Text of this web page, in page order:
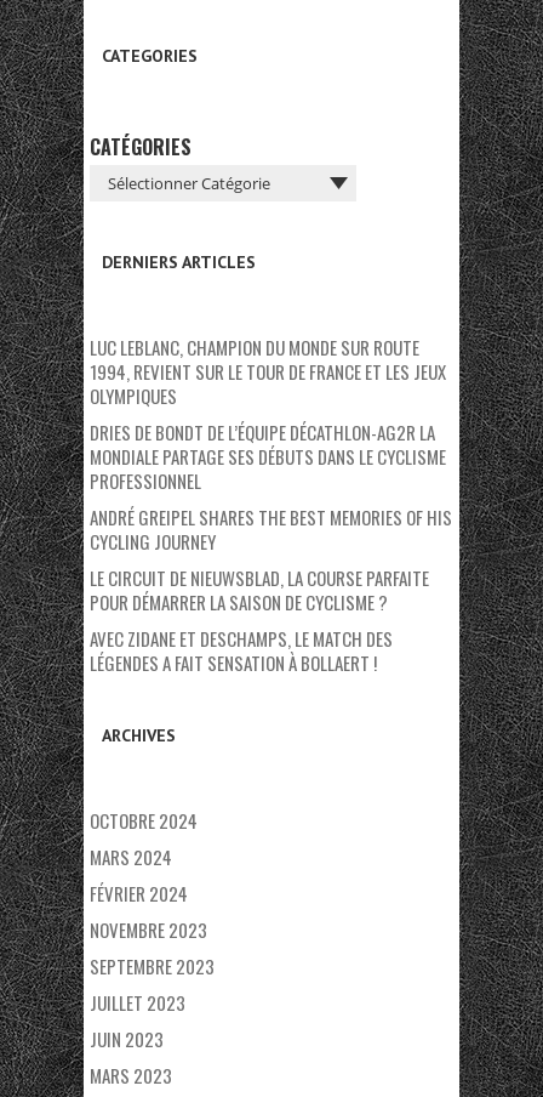
CATEGORIES
CATÉGORIES
DERNIERS ARTICLES
LUC LEBLANC, CHAMPION DU MONDE SUR ROUTE
1994, REVIENT SUR LE TOUR DE FRANCE ET LES JEUX
OLYMPIQUES
DRIES DE BONDT DE L’ÉQUIPE DÉCATHLON-AG2R LA
MONDIALE PARTAGE SES DÉBUTS DANS LE CYCLISME
PROFESSIONNEL
ANDRÉ GREIPEL SHARES THE BEST MEMORIES OF HIS
CYCLING JOURNEY
LE CIRCUIT DE NIEUWSBLAD, LA COURSE PARFAITE
POUR DÉMARRER LA SAISON DE CYCLISME ?
AVEC ZIDANE ET DESCHAMPS, LE MATCH DES
LÉGENDES A FAIT SENSATION À BOLLAERT !
ARCHIVES
OCTOBRE 2024
MARS 2024
FÉVRIER 2024
NOVEMBRE 2023
SEPTEMBRE 2023
JUILLET 2023
JUIN 2023
MARS 2023